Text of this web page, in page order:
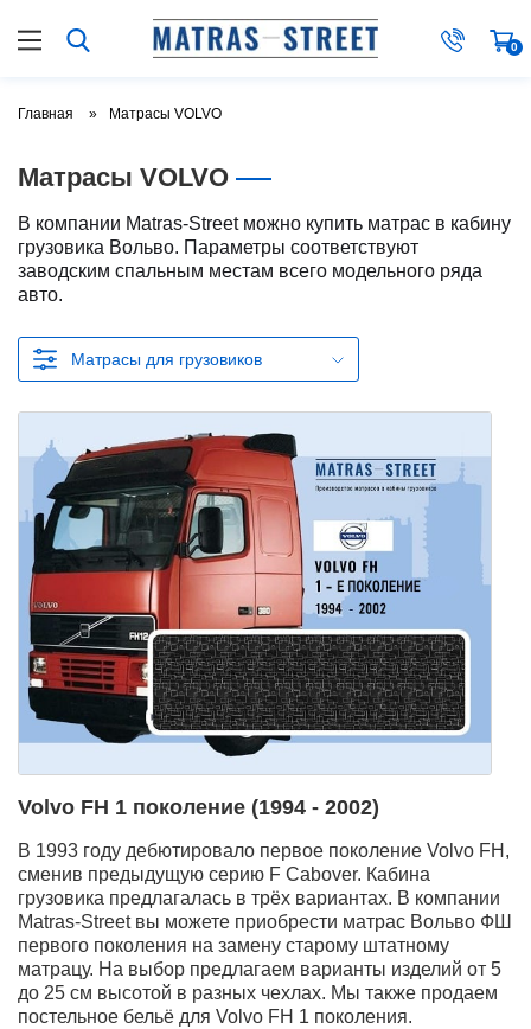
0
Главная Матрасы VOLVO
Матрасы VOLVO
В компании Matras-Street можно купить матрас в кабину
грузовика Вольво. Параметры соответствуют
заводским спальным местам всего модельного ряда
авто.
Матрасы для грузовиков
Volvo FH 1 поколение (1994 - 2002)
В 1993 году дебютировало первое поколение Volvo FH,
сменив предыдущую серию F Cabover. Кабина
грузовика предлагалась в трёх вариантах. В компании
Matras-Street вы можете приобрести матрас Вольво ФШ
первого поколения на замену старому штатному
матрацу. На выбор предлагаем варианты изделий от 5
до 25 см высотой в разных чехлах. Мы также продаем
постельное бельё для Volvo FH 1 поколения.